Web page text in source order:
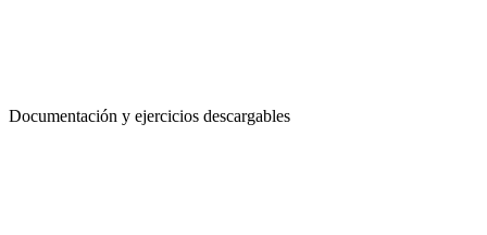
Documentación y ejercicios descargables